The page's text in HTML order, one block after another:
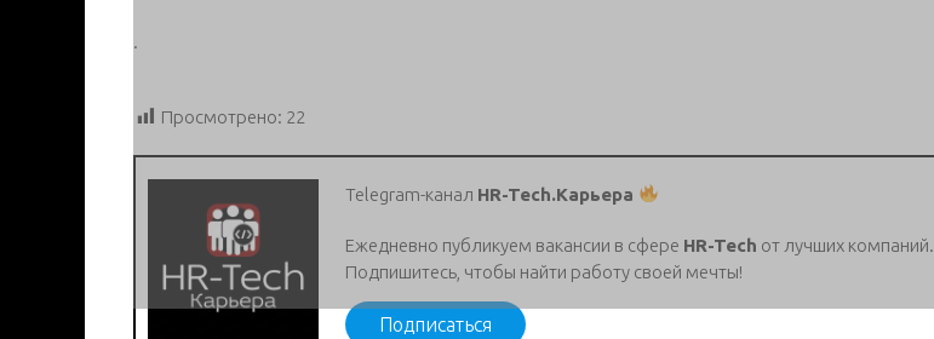
.
Просмотрено: 22
Telegram-канал HR-Tech.Карьера
Ежедневно публикуем вакансии в сфере HR-Tech от лучших компаний.
Подпишитесь, чтобы найти работу своей мечты!
Подписаться